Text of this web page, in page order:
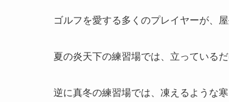
ゴルフを愛する多くのプレイヤーが、
夏の炎天下の練習場では、立っている
逆に真冬の練習場では、凍えるような